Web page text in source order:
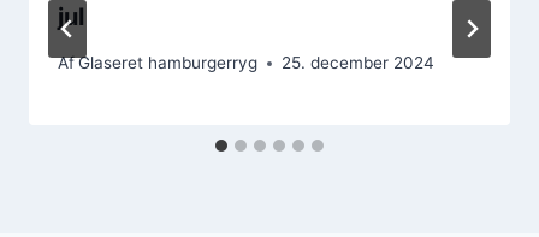
jul
AfGlaseret hamburgerryg 25. december 2024